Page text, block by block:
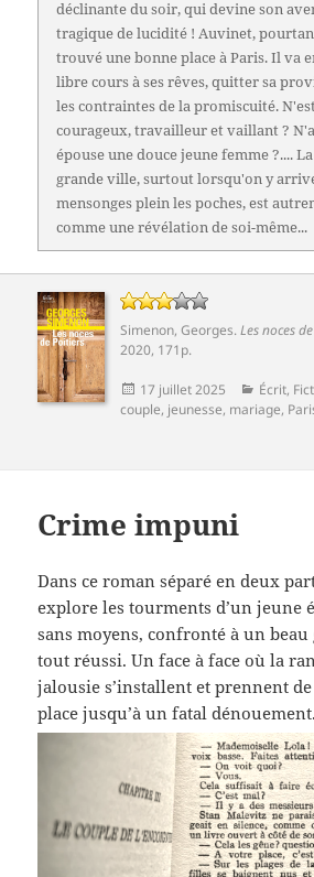
déclinante du soir, qui devine son
tragique de lucidité ! Auvinet,
trouvé une bonne place à Paris. Il va
libre cours à ses rêves, quitter sa
les contraintes de la promiscuité.
courageux, travailleur et vaillant ?
épouse une douce jeune femme ?....
grande ville, surtout lorsqu'on y
mensonges plein les poches, est
comme une révélation de soi-même...
Simenon, Georges.Les noces
2020, 171p.
Publié
le
17 juillet 2025 Écrit,
couple, jeunesse, mariage,
Crime impuni
Dans ce roman séparé en deux
explore les tourments d’un jeune
sans moyens, confronté à un beau
tout réussi. Un face à face où la
jalousie s’installent et prennent
place jusqu’à un fatal dénouement.